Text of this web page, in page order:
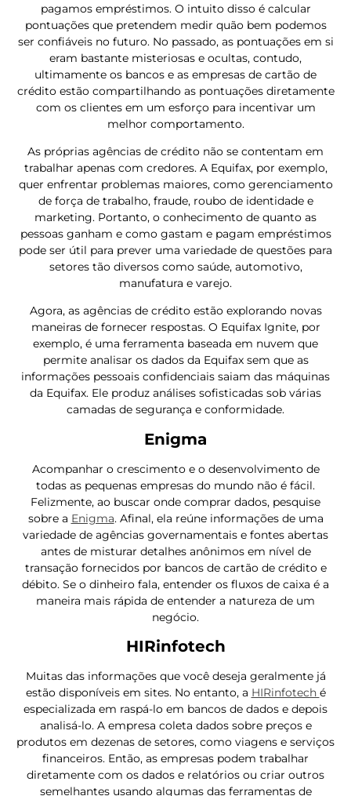
pagamos empréstimos. O intuito disso é calcular
pontuações que pretendem medir quão bem podemos
ser confiáveis ​​no futuro. No passado, as pontuações em si
eram bastante misteriosas e ocultas, contudo,
ultimamente os bancos e as empresas de cartão de
crédito estão compartilhando as pontuações diretamente
com os clientes em um esforço para incentivar um
melhor comportamento.
As próprias agências de crédito não se contentam em
trabalhar apenas com credores. A Equifax, por exemplo,
quer enfrentar problemas maiores, como gerenciamento
de força de trabalho, fraude, roubo de identidade e
marketing. Portanto, o conhecimento de quanto as
pessoas ganham e como gastam e pagam empréstimos
pode ser útil para prever uma variedade de questões para
setores tão diversos como saúde, automotivo,
manufatura e varejo.
Agora, as agências de crédito estão explorando novas
maneiras de fornecer respostas. O Equifax Ignite, por
exemplo, é uma ferramenta baseada em nuvem que
permite analisar os dados da Equifax sem que as
informações pessoais confidenciais saiam das máquinas
da Equifax. Ele produz análises sofisticadas sob várias
camadas de segurança e conformidade.
Enigma
Acompanhar o crescimento e o desenvolvimento de
todas as pequenas empresas do mundo não é fácil.
Felizmente, ao buscar onde comprar dados, pesquise
sobre a Enigma. Afinal, ela reúne informações de uma
variedade de agências governamentais e fontes abertas
antes de misturar detalhes anônimos em nível de
transação fornecidos por bancos de cartão de crédito e
débito. Se o dinheiro fala, entender os fluxos de caixa é a
maneira mais rápida de entender a natureza de um
negócio.
HIRinfotech
Muitas das informações que você deseja geralmente já
estão disponíveis em sites. No entanto, a HIRinfotech é
especializada em raspá-lo em bancos de dados e depois
analisá-lo. A empresa coleta dados sobre preços e
produtos em dezenas de setores, como viagens e serviços
financeiros. Então, as empresas podem trabalhar
diretamente com os dados e relatórios ou criar outros
semelhantes usando algumas das ferramentas de